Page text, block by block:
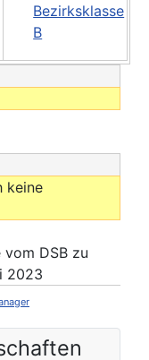
Bezirksklasse
B
keine
DSB zu
2023